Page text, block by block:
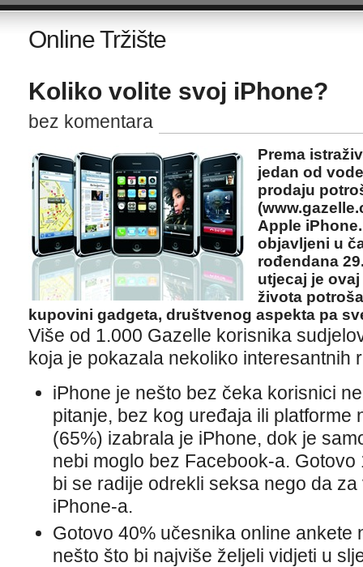
Online Tržište
Koliko volite svoj iPhone?
bez komentara
Prema
jedan od
prodaju
Apple
objavljeni u
rođendana
utjecaj je
života
kupovini gadgeta, društvenog aspekta pa
Više od 1.000 Gazelle korisnika
koja je pokazala nekoliko interesantnih
iPhone je nešto bez čeka korisnici
pitanje, bez kog uređaja ili platforme
(65%) izabrala je iPhone, dok je
nebi moglo bez Facebook-a.
bi se radije odrekli seksa nego da
iPhone-a.
Gotovo 40% učesnika online ankete
nešto što bi najviše željeli vidjeti u